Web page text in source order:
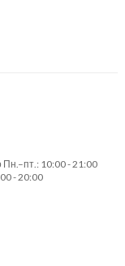
10:00 - 21:00
- 20:00